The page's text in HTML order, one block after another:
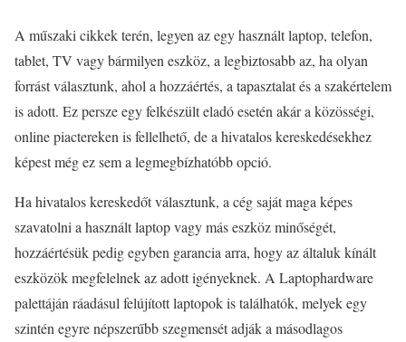
A műszaki cikkek terén, legyen az egy használt laptop, telefon,
tablet, TV vagy bármilyen eszköz, a legbiztosabb az, ha olyan
forrást választunk, ahol a hozzáértés, a tapasztalat és a szakértelem
is adott. Ez persze egy felkészült eladó esetén akár a közösségi,
online piactereken is fellelhető, de a hivatalos kereskedésekhez
képest még ez sem a legmegbízhatóbb opció.
Ha hivatalos kereskedőt választunk, a cég saját maga képes
szavatolni a használt laptop vagy más eszköz minőségét,
hozzáértésük pedig egyben garancia arra, hogy az általuk kínált
eszközök megfelelnek az adott igényeknek. A Laptophardware
palettáján ráadásul felújított laptopok is találhatók, melyek egy
szintén egyre népszerűbb szegmensét adják a másodlagos